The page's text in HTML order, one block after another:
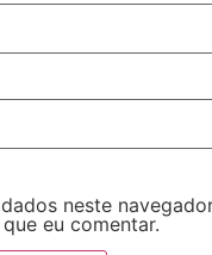
neste
eu comentar.